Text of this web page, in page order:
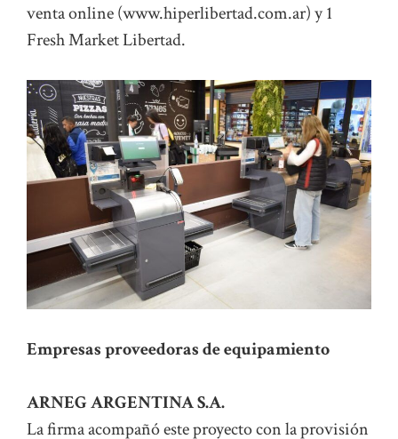
venta online (www.hiperlibertad.com.ar) y 1
Fresh Market Libertad.
Empresas proveedoras de equipamiento
ARNEG ARGENTINA S.A.
La firma acompañó este proyecto con la provisión